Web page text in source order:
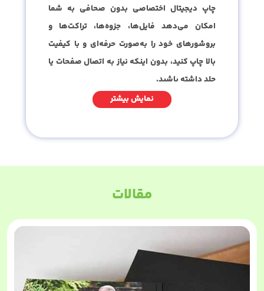
چاپ دیجیتال اختصاصی بدون صحافی به شما
امکان می‌دهد فایل‌ها، جزوه‌ها، تراکت‌ها و
بروشورهای خود را به‌صورت حرفه‌ای و با کیفیت
بالا چاپ کنید، بدون اینکه نیاز به اتصال صفحات یا
جلد داشته باشید.
این روش به‌خصوص برای سفارش‌های تیراژ پایین
چاپ می‌شوند و امکان ایجاد نسخه‌های متفاوت
برای هر سفارش بدون هزینه اضافی فراهم است.
صحافی، انعطاف‌پذیری در نوع فایل و طراحی است.
شما می‌توانید اندازه، رنگ، تعداد صفحات و نوع
کاغذ را مطابق نیاز خود انتخاب کنید. به‌علاوه، چاپ
به‌صورت مستقیم از فایل دیجیتال انجام می‌شود،
نمایش بیشتر
مقالات